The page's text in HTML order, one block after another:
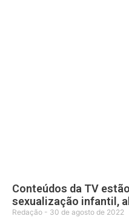
Conteúdos da TV
sexualização infantil,
Redação 30 de agosto de 2022